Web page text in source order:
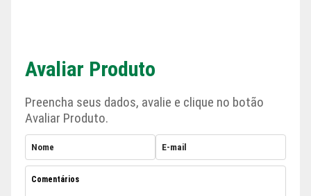
Avaliar Produto
Preencha seus dados, avalie e clique no botão
Avaliar Produto.